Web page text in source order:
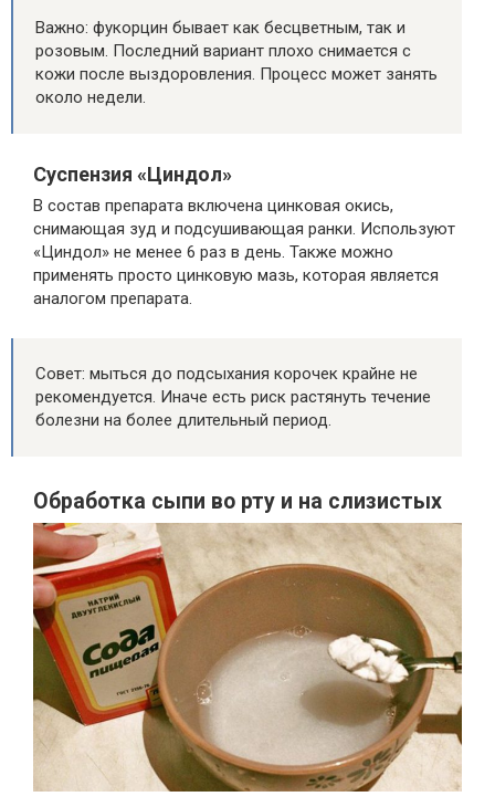
Важно: фукорцин бывает как бесцветным, так и
розовым. Последний вариант плохо снимается с
кожи после выздоровления. Процесс может занять
около недели.
Суспензия «Циндол»
В состав препарата включена цинковая окись,
снимающая зуд и подсушивающая ранки. Используют
«Циндол» не менее 6 раз в день. Также можно
применять просто цинковую мазь, которая является
аналогом препарата.
Совет: мыться до подсыхания корочек крайне не
рекомендуется. Иначе есть риск растянуть течение
болезни на более длительный период.
Обработка сыпи во рту и на слизистых